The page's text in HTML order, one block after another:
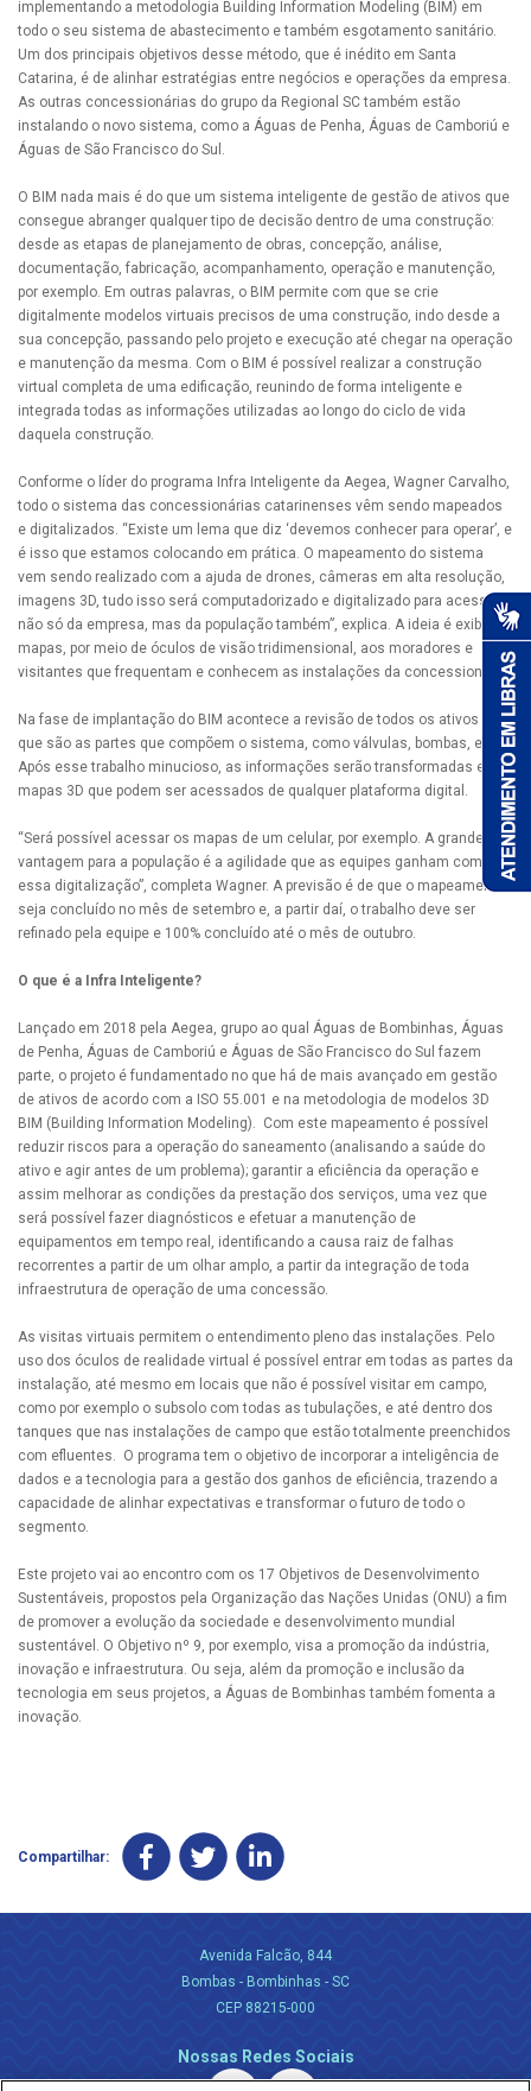
implementando a metodologia Building Information Modeling (BIM) em
todo o seu sistema de abastecimento e também esgotamento sanitário.
Um dos principais objetivos desse método, que é inédito em Santa
Catarina, é de alinhar estratégias entre negócios e operações da empresa.
As outras concessionárias do grupo da Regional SC também estão
instalando o novo sistema, como a Águas de Penha, Águas de Camboriú e
Águas de São Francisco do Sul.
O BIM nada mais é do que um sistema inteligente de gestão de ativos que
consegue abranger qualquer tipo de decisão dentro de uma construção:
desde as etapas de planejamento de obras, concepção, análise,
documentação, fabricação, acompanhamento, operação e manutenção,
por exemplo. Em outras palavras, o BIM permite com que se crie
digitalmente modelos virtuais precisos de uma construção, indo desde a
sua concepção, passando pelo projeto e execução até chegar na operação
e manutenção da mesma. Com o BIM é possível realizar a construção
virtual completa de uma edificação, reunindo de forma inteligente e
integrada todas as informações utilizadas ao longo do ciclo de vida
daquela construção.
Conforme o líder do programa Infra Inteligente da Aegea, Wagner Carvalho,
todo o sistema das concessionárias catarinenses vêm sendo mapeados
e digitalizados. “Existe um lema que diz ‘devemos conhecer para operar’, e
é isso que estamos colocando em prática. O mapeamento do sistema
vem sendo realizado com a ajuda de drones, câmeras em alta resolução,
imagens 3D, tudo isso será computadorizado e digitalizado para acesso
não só da empresa, mas da população também”, explica. A ideia é exibir os
mapas, por meio de óculos de visão tridimensional, aos moradores e
visitantes que frequentam e conhecem as instalações da concessionária.
Na fase de implantação do BIM acontece a revisão de todos os ativos –
que são as partes que compõem o sistema, como válvulas, bombas, etc.
Após esse trabalho minucioso, as informações serão transformadas em
mapas 3D que podem ser acessados de qualquer plataforma digital.
“Será possível acessar os mapas de um celular, por exemplo. A grande
vantagem para a população é a agilidade que as equipes ganham com
essa digitalização”, completa Wagner. A previsão é de que o mapeamento
seja concluído no mês de setembro e, a partir daí, o trabalho deve ser
refinado pela equipe e 100% concluído até o mês de outubro.
O que é a Infra Inteligente?
Lançado em 2018 pela Aegea, grupo ao qual Águas de Bombinhas, Águas
de Penha, Águas de Camboriú e Águas de São Francisco do Sul fazem
parte, o projeto é fundamentado no que há de mais avançado em gestão
de ativos de acordo com a ISO 55.001 e na metodologia de modelos 3D
BIM (Building Information Modeling). Com este mapeamento é possível
reduzir riscos para a operação do saneamento (analisando a saúde do
ativo e agir antes de um problema); garantir a eficiência da operação e
assim melhorar as condições da prestação dos serviços, uma vez que
será possível fazer diagnósticos e efetuar a manutenção de
equipamentos em tempo real, identificando a causa raiz de falhas
recorrentes a partir de um olhar amplo, a partir da integração de toda
infraestrutura de operação de uma concessão.
As visitas virtuais permitem o entendimento pleno das instalações. Pelo
uso dos óculos de realidade virtual é possível entrar em todas as partes da
instalação, até mesmo em locais que não é possível visitar em campo,
como por exemplo o subsolo com todas as tubulações, e até dentro dos
tanques que nas instalações de campo que estão totalmente preenchidos
com efluentes. O programa tem o objetivo de incorporar a inteligência de
dados e a tecnologia para a gestão dos ganhos de eficiência, trazendo a
capacidade de alinhar expectativas e transformar o futuro de todo o
segmento.
Este projeto vai ao encontro com os 17 Objetivos de Desenvolvimento
Sustentáveis, propostos pela Organização das Nações Unidas (ONU) a fim
de promover a evolução da sociedade e desenvolvimento mundial
sustentável. O Objetivo nº 9, por exemplo, visa a promoção da indústria,
inovação e infraestrutura. Ou seja, além da promoção e inclusão da
tecnologia em seus projetos, a Águas de Bombinhas também fomenta a
inovação.
Compartilhar:
Avenida Falcão, 844
Bombas - Bombinhas - SC
CEP 88215-000
Nossas Redes Sociais